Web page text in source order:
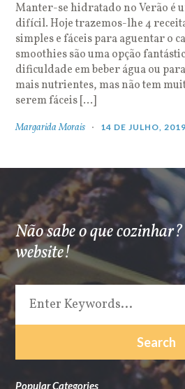
Manter-se hidratado no Verão é
difícil. Hoje trazemos-lhe 4
simples e fáceis para aguentar o
smoothies são uma opção
dificuldade em beber água ou
mais nutrientes, mas não tem
serem fáceis […]
Margarida Morais 14 DE JULHO, 2019
Não sabe o que
website!
Popular Categories